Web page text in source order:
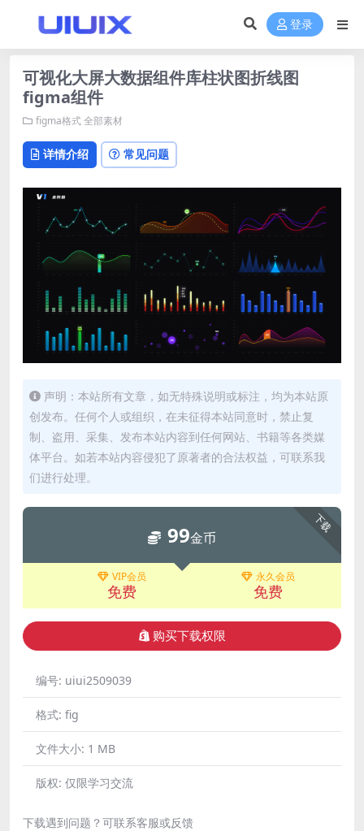
登录
可视化大屏大数据组件库柱状图折线图
figma组件
figma格式全部素材
详情介绍 常见问题
声明：本站所有文章，如无特殊说明或标注，均为本站原
创发布。任何个人或组织，在未征得本站同意时，禁止复
制、盗用、采集、发布本站内容到任何网站、书籍等各类媒
体平台。如若本站内容侵犯了原著者的合法权益，可联系我
们进行处理。
下载
99金币
VIP会员
免费
永久会员
免费
购买下载权限
编号: uiui2509039
格式: fig
文件大小: 1 MB
版权: 仅限学习交流
下载遇到问题？可联系客服或反馈